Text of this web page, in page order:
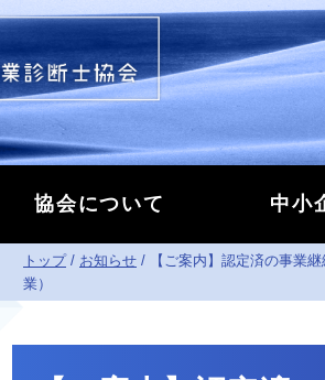
協会について 中小
現
在
トップ/ お知らせ /
【ご案内】認定済の事業
業）